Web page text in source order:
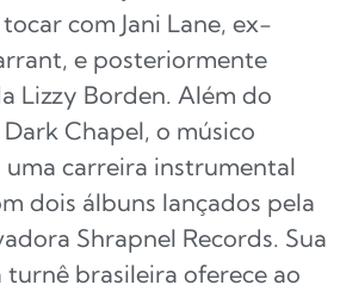
com Jani Lane, ex-
e posteriormente
Lizzy Borden. Além do
Chapel, o músico
carreira instrumental
dois álbuns lançados pela
Shrapnel Records. Sua
brasileira oferece ao